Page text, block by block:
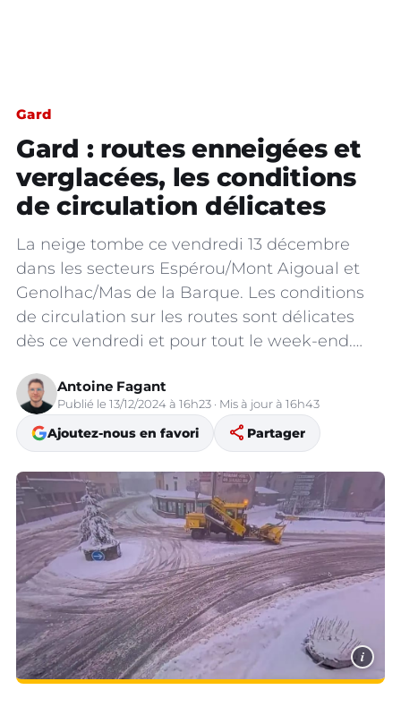
Gard
Gard : routes enneigées et
verglacées, les conditions
de circulation délicates
La neige tombe ce vendredi 13 décembre
dans les secteurs Espérou/Mont Aigoual et
Genolhac/Mas de la Barque. Les conditions
de circulation sur les routes sont délicates
dès ce vendredi et pour tout le week-end.…
Antoine Fagant
Publié le 13/12/2024 à 16h23 · Mis à jour à 16h43
Ajoutez-nous en favori share Partager
i